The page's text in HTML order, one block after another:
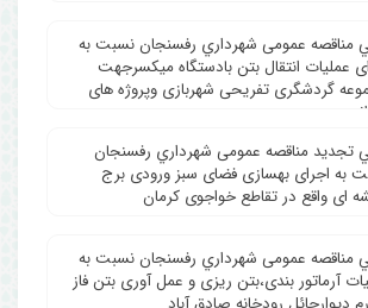
مناقصه عمومی شهرداري رفسنجان نسبت به
عملیات انتقال بتن بادستگاه میکسرجهت
گردشگری تفریحی شهربازی وپروژه های
تجدید مناقصه عمومی شهرداري رفسنجان
به اجرای بهسازی فضای سبز ورودی برج
ای واقع در تقاطع خواجوی کرمان
مناقصه عمومی شهرداري رفسنجان نسبت به
آرماتور بندی،بتن ریزی و عمل آوری بتن فاز